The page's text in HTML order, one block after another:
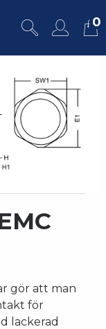
0
gör att man
för
lackerad